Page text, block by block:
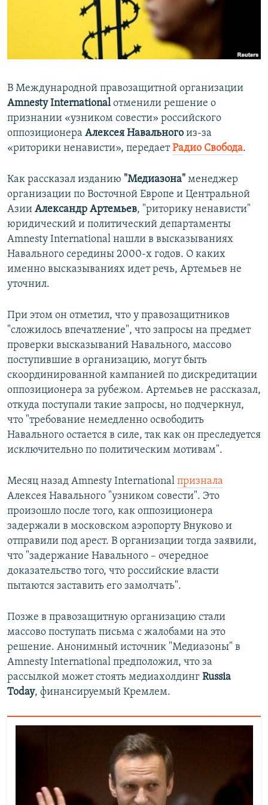
ПОБЕДИТЕЛЕЙ НЕ СУДЯТ?
КРЫМ.НЕПОКОРЕННЫЙ
ПРИСОЕДИНЯЙТЕСЬ!
Все сайты RFE/RL
В Международной правозащитной организации
Amnesty Internationalотменили решение о
признании «узником совести» российского
оппозиционера Алексея Навального из-за
«риторики ненависти», передаетРадио Свобода.
Как рассказал изданию "Медиазона" менеджер
организации по Восточной Европе и Центральной
Азии Александр Артемьев, "риторику ненависти"
юридический и политический департаменты
Amnesty International нашли в высказываниях
Навального середины 2000-х годов. О каких
именно высказываниях идет речь, Артемьев не
уточнил.
При этом он отметил, что у правозащитников
"сложилось впечатление", что запросы на предмет
проверки высказываний Навального, массово
поступившие в организацию, могут быть
скоординированной кампанией по дискредитации
оппозиционера за рубежом. Артемьев не рассказал,
откуда поступали такие запросы, но подчеркнул,
что "требование немедленно освободить
Навального остается в силе, так как он преследуется
исключительно по политическим мотивам".
Месяц назад Amnesty International признала
Алексея Навального "узником совести". Это
произошло после того, как оппозиционера
задержали в московском аэропорту Внуково и
отправили под арест. В организации тогда заявили,
что "задержание Навального – очередное
доказательство того, что российские власти
пытаются заставить его замолчать".
Позже в правозащитную организацию стали
массово поступать письма с жалобами на это
решение. Анонимный источник "Медиазоны" в
Amnesty International предположил, что за
рассылкой может стоять медиахолдинг Russia
Today, финансируемый Кремлем.